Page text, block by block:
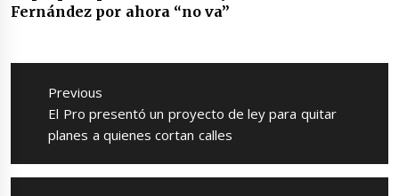
Fernández por ahora “no va”
Navegación
entradas
Previous
Previous
post:
El Pro presentó un proyecto de ley para quitar
planes a quienes cortan calles